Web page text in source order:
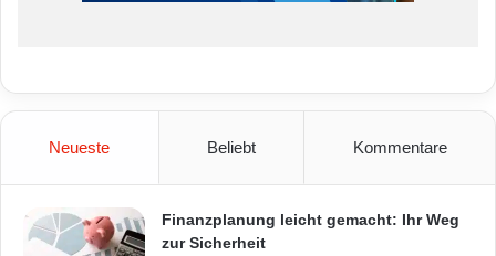
Neueste Beliebt Kommentare
Finanzplanung leicht gemacht: Ihr Weg
zur Sicherheit